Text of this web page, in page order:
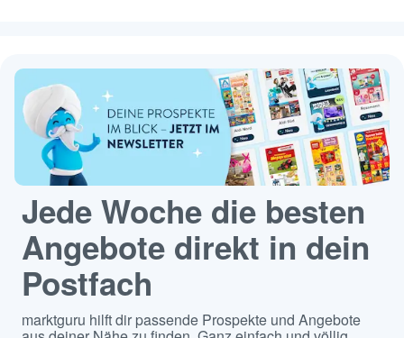
Jede Woche die besten
Angebote direkt in dein
Postfach
marktguru hilft dir passende Prospekte und Angebote